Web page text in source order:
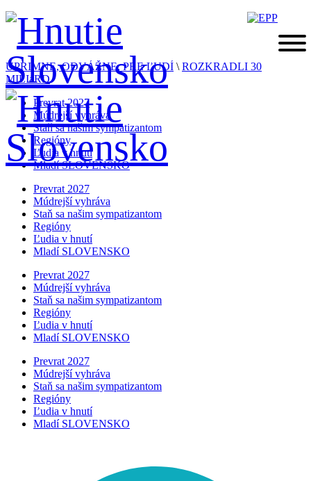
ÚPRIMNE, ODVÁŽNE, PRE ĽUDÍ \ ROZKRADLI 30
MILIáRD
Prevrat 2027
Múdrejší vyhráva
Staň sa našim sympatizantom
Regióny
Ľudia v hnutí
Mladí SLOVENSKO
Prevrat 2027
Múdrejší vyhráva
Staň sa našim sympatizantom
Regióny
Ľudia v hnutí
Mladí SLOVENSKO
Prevrat 2027
Múdrejší vyhráva
Staň sa našim sympatizantom
Regióny
Ľudia v hnutí
Mladí SLOVENSKO
Prevrat 2027
Múdrejší vyhráva
Staň sa našim sympatizantom
Regióny
Ľudia v hnutí
Mladí SLOVENSKO